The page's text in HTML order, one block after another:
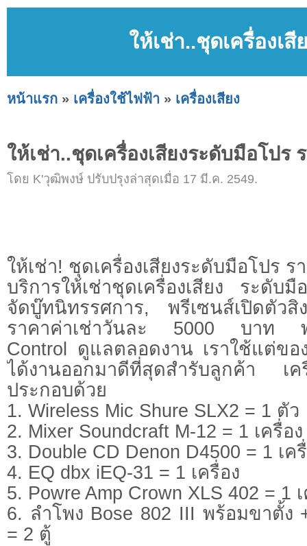
ให้เช่า..ชุดเครื่องเ
หน้าแรก » เครื่องใช้ไฟฟ้า » เครื่องเสียง
ให้เช่า..ชุดเครื่องเสียงระดับมือโปร
โดย K'วุฒิพงษ์ ปรับปรุงล่าสุดเมื่อ 17 มี.ค. 2549.
ให้เช่า! ชุดเครื่องเสียงระดับมือโปร ร
บริการให้เช่าชุดเครื่องเสียง ระดับ
จัดบู๊ทนิทรรศการ, พรีเซนส์เปิดตัว
ราคาค่าเช่าวันละ 5000 บาท พ
Control ดูแลตลอดงาน เราใช้แต่ข
ได้งานออกมาดีที่สุดสำรับลูกค้า
ประกอบด้วย
1. Wireless Mic Shure SLX2 = 1 ตัว
2. Mixer Soundcraft M-12 = 1 เครื่อง
3. Double CD Denon D4500 = 1 เค
4. EQ dbx iEQ-31 = 1 เครื่อง
5. Powre Amp Crown XLS 402 = 1
6. ลำโพง Bose 802 III พร้อมขาตั้ง
= 2 ตู้